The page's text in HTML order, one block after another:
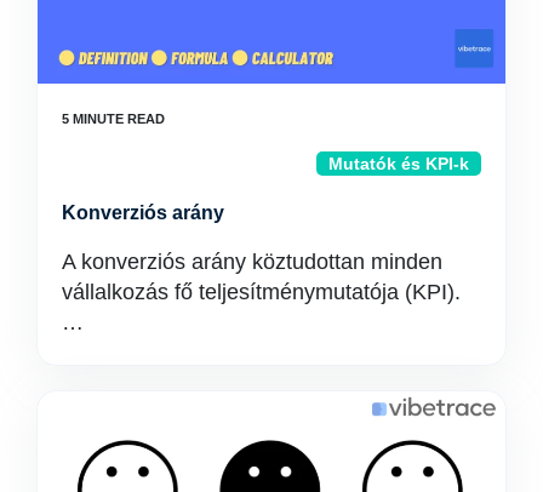
Mutatók és KPI-k
Konverziós arány
A konverziós arány köztudottan minden
vállalkozás fő teljesítménymutatója (KPI).
…